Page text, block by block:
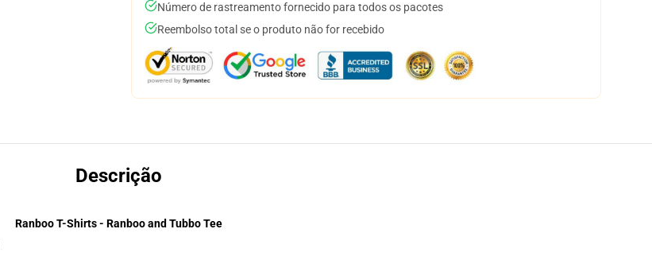
Número de rastreamento fornecido para todos os pacotes
Reembolso total se o produto não for recebido
Descrição
Ranboo T-Shirts - Ranboo and Tubbo Tee